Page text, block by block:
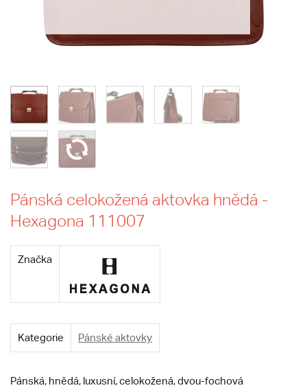
Pánská celokožená aktovka hnědá -
Hexagona 111007
Značka
Kategorie Pánské aktovky
Pánská, hnědá, luxusní, celokožená, dvou-fochová